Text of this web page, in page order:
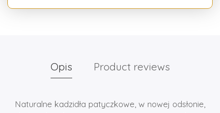
Opis Product reviews
Naturalne kadzidła patyczkowe, w nowej odsłonie,